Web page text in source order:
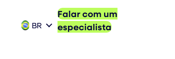
BR
Falar com um
especialista